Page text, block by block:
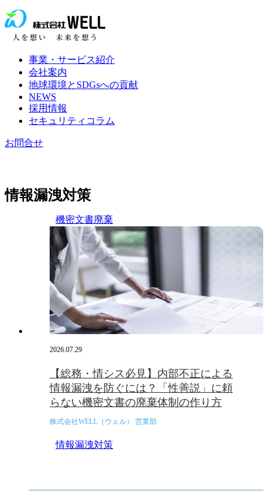
事業・サービス紹介
会社案内
地球環境とSDGsへの貢献
NEWS
採用情報
セキュリティコラム
お問合せ
情報漏洩対策
機密文書廃棄
2026.07.29
【総務・情シス必見】内部不正による
情報漏洩を防ぐには？「性善説」に頼
らない機密文書の廃棄体制の作り方
株式会社WELL（ウェル） 営業部
情報漏洩対策